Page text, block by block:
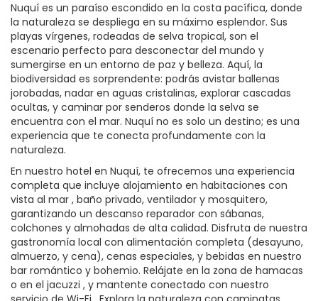
Nuquí es un paraíso escondido en la costa pacífica, donde
la naturaleza se despliega en su máximo esplendor. Sus
playas vírgenes, rodeadas de selva tropical, son el
escenario perfecto para desconectar del mundo y
sumergirse en un entorno de paz y belleza. Aquí, la
biodiversidad es sorprendente: podrás avistar ballenas
jorobadas, nadar en aguas cristalinas, explorar cascadas
ocultas, y caminar por senderos donde la selva se
encuentra con el mar. Nuquí no es solo un destino; es una
experiencia que te conecta profundamente con la
naturaleza.
En nuestro hotel en Nuquí, te ofrecemos una experiencia
completa que incluye alojamiento en habitaciones con
vista al mar , baño privado, ventilador y mosquitero,
garantizando un descanso reparador con sábanas,
colchones y almohadas de alta calidad. Disfruta de nuestra
gastronomía local con alimentación completa (desayuno,
almuerzo, y cena), cenas especiales, y bebidas en nuestro
bar romántico y bohemio. Relájate en la zona de hamacas
o en el jacuzzi , y mantente conectado con nuestro